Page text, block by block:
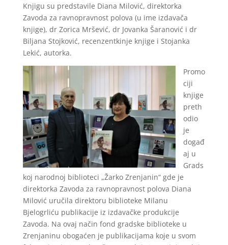
Knjigu su predstavile Diana Milović, direktorka
Zavoda za ravnopravnost polova (u ime izdavača
knjige), dr Zorica Mršević, dr Jovanka Šaranović i dr
Biljana Stojković, recenzentkinje knjige i Stojanka
Lekić, autorka.
Promo
ciji
knjige
preth
odio
je
događ
aj u
Grads
koj narodnoj biblioteci „Žarko Zrenjanin“ gde je
direktorka Zavoda za ravnopravnost polova Diana
Milović uručila direktoru biblioteke Milanu
Bjelogrliću publikacije iz izdavačke produkcije
Zavoda. Na ovaj način fond gradske biblioteke u
Zrenjaninu obogaćen je publikacijama koje u svom